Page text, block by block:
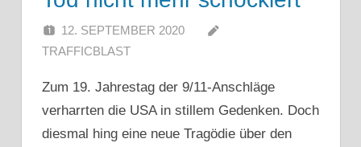
12. SEPTEMBER 2020
TRAFFICBLAST
Zum 19. Jahrestag der 9/11-Anschläge
verharrten die USA in stillem Gedenken. Doch
diesmal hing eine neue Tragödie über den